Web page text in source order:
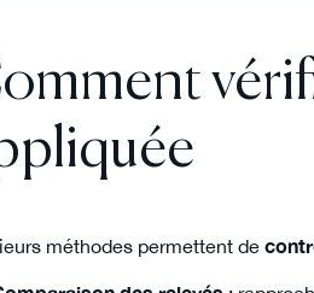
méthodes permettent de